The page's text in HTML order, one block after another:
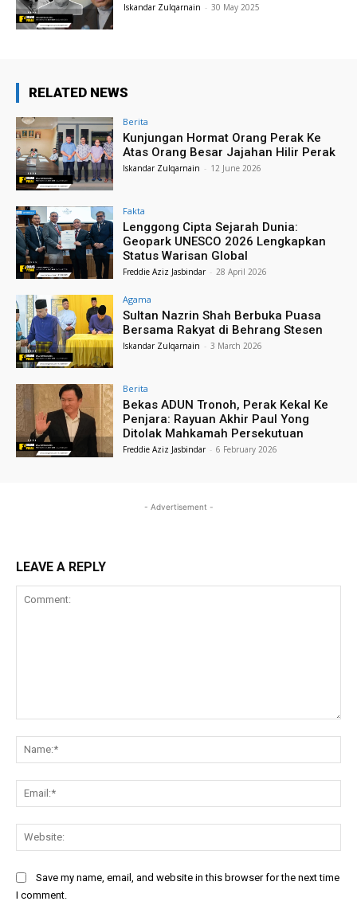
Iskandar Zulqarnain - 30 May 2025
RELATED NEWS
Berita
Kunjungan Hormat Orang Perak Ke
Atas Orang Besar Jajahan Hilir Perak
Iskandar Zulqarnain - 12 June 2026
Fakta
Lenggong Cipta Sejarah Dunia:
Geopark UNESCO 2026 Lengkapkan
Status Warisan Global
Freddie Aziz Jasbindar - 28 April 2026
Agama
Sultan Nazrin Shah Berbuka Puasa
Bersama Rakyat di Behrang Stesen
Iskandar Zulqarnain - 3 March 2026
Berita
Bekas ADUN Tronoh, Perak Kekal Ke
Penjara: Rayuan Akhir Paul Yong
Ditolak Mahkamah Persekutuan
Freddie Aziz Jasbindar - 6 February 2026
- Advertisement -
LEAVE A REPLY
Save my name, email, and website in this browser for the next time
I comment.